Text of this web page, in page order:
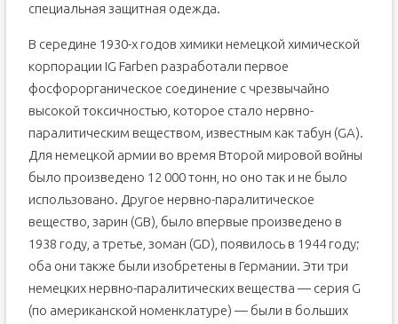
специальная защитная одежда.
В середине 1930-х годов химики немецкой химической
корпорации IG Farben разработали первое
фосфорорганическое соединение с чрезвычайно
высокой токсичностью, которое стало нервно-
паралитическим веществом, известным как табун (GA).
Для немецкой армии во время Второй мировой войны
было произведено 12 000 тонн, но оно так и не было
использовано. Другое нервно-паралитическое
вещество, зарин (GB), было впервые произведено в
1938 году, а третье, зоман (GD), появилось в 1944 году;
оба они также были изобретены в Германии. Эти три
немецких нервно-паралитических вещества — серия G
(по американской номенклатуре) — были в больших